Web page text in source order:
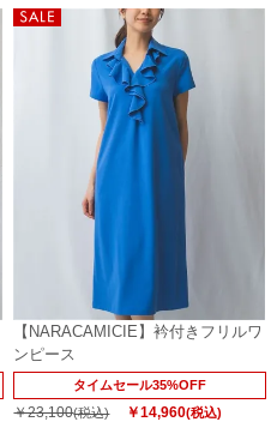
【NARACAMICIE】衿付きフリルワ
ンピース
タイムセール35%OFF
￥23,100(税込) ￥14,960(税込)